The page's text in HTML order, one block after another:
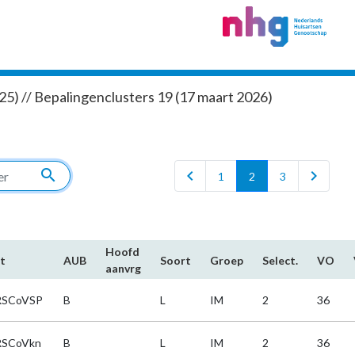
// Bepalingenclusters 19 (17 maart 2026)
search chevron_left 1 2 3 chevron_right
AUB
Hoofd​
aanvrg
Soort Groep Select. VO
B L IM 2 36
B L IM 2 36